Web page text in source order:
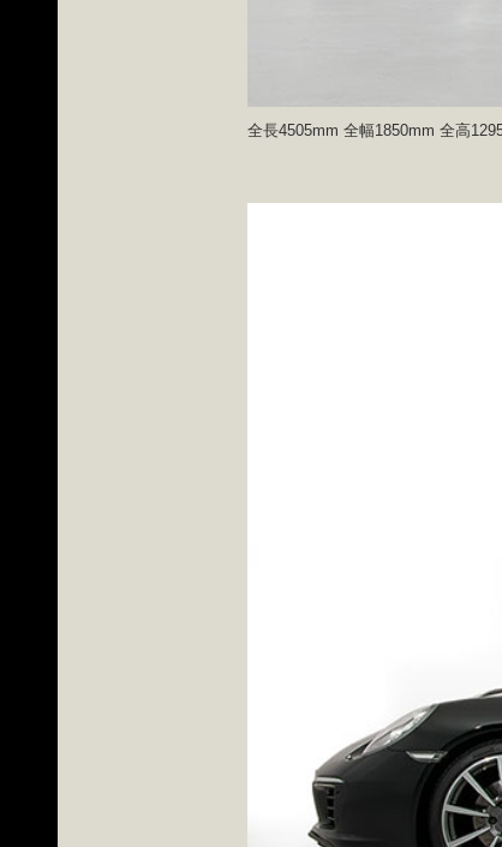
全長4505mm 全幅1850mm 全高